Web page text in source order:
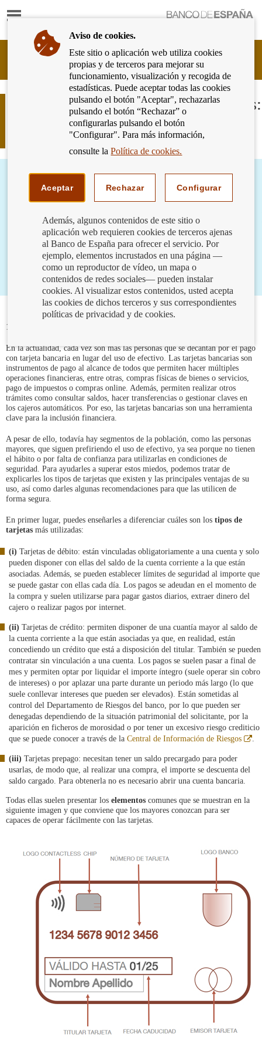
Mostrar
Ir
página
de
inicio
del
Banco
de
España
Cliente
Bancario
Banco
España
Eurosistema,
Ayuda a tus mayores con sus finanzas:
utilizar la tarjeta bancaria en sus
transacciones
11/08/2022
En la actualidad, cada vez son más las personas que se decantan por el pago
con tarjeta bancaria en lugar del uso de efectivo. Las tarjetas bancarias son
instrumentos de pago al alcance de todos que permiten hacer múltiples
operaciones financieras, entre otras, compras físicas de bienes o servicios,
pago de impuestos o compras online. Además, permiten realizar otros
trámites como consultar saldos, hacer transferencias o gestionar claves en
los cajeros automáticos. Por eso, las tarjetas bancarias son una herramienta
clave para la inclusión financiera.
A pesar de ello, todavía hay segmentos de la población, como las personas
mayores, que siguen prefiriendo el uso de efectivo, ya sea porque no tienen
el hábito o por falta de confianza para utilizarlas en condiciones de
seguridad. Para ayudarles a superar estos miedos, podemos tratar de
explicarles los tipos de tarjetas que existen y las principales ventajas de su
uso, así como darles algunas recomendaciones para que las utilicen de
forma segura.
En primer lugar, puedes enseñarles a diferenciar cuáles son los tipos de
tarjetas más utilizadas:
(i) Tarjetas de débito: están vinculadas obligatoriamente a una cuenta y solo
pueden disponer con ellas del saldo de la cuenta corriente a la que están
asociadas. Además, se pueden establecer límites de seguridad al importe que
se puede gastar con ellas cada día. Los pagos se adeudan en el momento de
la compra y suelen utilizarse para pagar gastos diarios, extraer dinero del
cajero o realizar pagos por internet.
(ii) Tarjetas de crédito: permiten disponer de una cuantía mayor al saldo de
la cuenta corriente a la que están asociadas ya que, en realidad, están
concediendo un crédito que está a disposición del titular. También se pueden
contratar sin vinculación a una cuenta. Los pagos se suelen pasar a final de
mes y permiten optar por liquidar el importe íntegro (suele operar sin cobro
de intereses) o por aplazar una parte durante un periodo más largo (lo que
suele conllevar intereses que pueden ser elevados). Están sometidas al
control del Departamento de Riesgos del banco, por lo que pueden ser
denegadas dependiendo de la situación patrimonial del solicitante, por la
aparición en ficheros de morosidad o por tener un excesivo riesgo crediticio
que se puede conocer a través de la Central de Información de Riesgos .
(iii) Tarjetas prepago: necesitan tener un saldo precargado para poder
usarlas, de modo que, al realizar una compra, el importe se descuenta del
saldo cargado. Para obtenerla no es necesario abrir una cuenta bancaria.
Todas ellas suelen presentar los elementos comunes que se muestran en la
siguiente imagen y que conviene que los mayores conozcan para ser
capaces de operar fácilmente con las tarjetas.
Aviso de cookies.
Este sitio o aplicación web utiliza cookies
propias y de terceros para mejorar su
funcionamiento, visualización y recogida de
estadísticas. Puede aceptar todas las cookies
pulsando el botón "Aceptar", rechazarlas
pulsando el botón “Rechazar” o
configurarlas pulsando el botón
"Configurar". Para más información,
consulte laPolítica de cookies.
Aceptar Rechazar Configurar
Además, algunos contenidos de este sitio o
aplicación web requieren cookies de terceros ajenas
al Banco de España para ofrecer el servicio. Por
ejemplo, elementos incrustados en una página —
como un reproductor de vídeo, un mapa o
contenidos de redes sociales— pueden instalar
cookies. Al visualizar estos contenidos, usted acepta
las cookies de dichos terceros y sus correspondientes
políticas de privacidad y de cookies.